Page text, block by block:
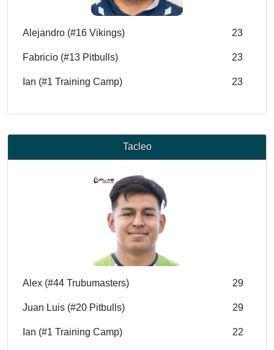
Alejandro (#16 Vikings) 23
Fabricio (#13 Pitbulls) 23
Ian (#1 Training Camp) 23
Tacleo
Alex (#44 Trubumasters) 29
Juan Luis (#20 Pitbulls) 29
Ian (#1 Training Camp) 22